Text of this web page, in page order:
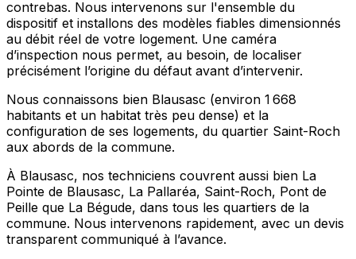
contrebas. Nous intervenons sur l'ensemble du
dispositif et installons des modèles fiables dimensionnés
au débit réel de votre logement. Une caméra
d’inspection nous permet, au besoin, de localiser
précisément l’origine du défaut avant d’intervenir.
Nous connaissons bien Blausasc (environ 1 668
habitants et un habitat très peu dense) et la
configuration de ses logements, du quartier Saint-Roch
aux abords de la commune.
À Blausasc, nos techniciens couvrent aussi bien La
Pointe de Blausasc, La Pallaréa, Saint-Roch, Pont de
Peille que La Bégude, dans tous les quartiers de la
commune. Nous intervenons rapidement, avec un devis
transparent communiqué à l’avance.